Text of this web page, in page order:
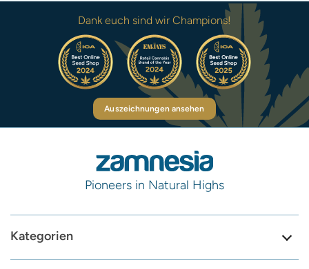
Dank euch sind wir Champions!
Auszeichnungen ansehen
Pioneers in Natural Highs
Kategorien